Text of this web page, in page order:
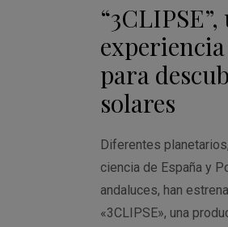
para
solares
Diferentes
ciencia de España y
andaluces, han
«3CLIPSE», una